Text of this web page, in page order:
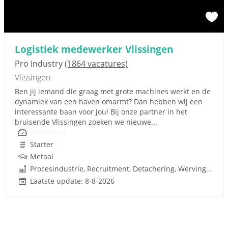
Logistiek medewerker Vlissingen
Pro Industry(1864 vacatures)
Vlissingen
Ben jij iemand die graag met grote machines werkt en de
dynamiek van een haven omarmt? Dan hebben wij een
interessante baan voor jou! Bij onze partner in het
bruisende Vlissingen zoeken we nieuwe...
Starter
Metaal
Procesindustrie, Recruitment, Detachering, Werving en Selectie
Laatste update: 8-8-2026